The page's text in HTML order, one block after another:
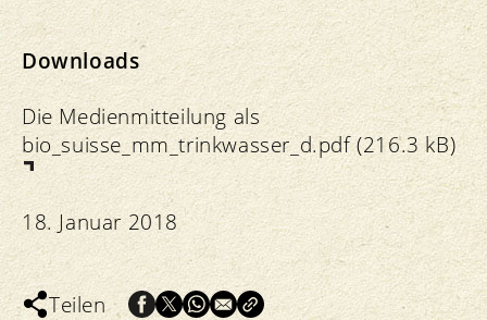
Downloads
Die Medienmitteilung als
bio_suisse_mm_trinkwasser_d.pdf (216.3 kB)
18. Januar 2018
Teilen